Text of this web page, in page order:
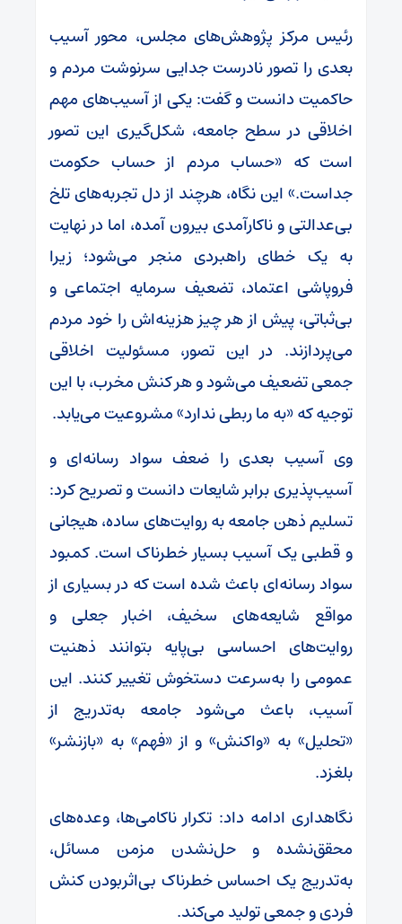
رئیس مرکز پژوهش‌های مجلس، محور آسیب
بعدی را تصور نادرست جدایی سرنوشت مردم و
حاکمیت دانست و گفت: یکی از آسیب‌های مهم
اخلاقی در سطح جامعه، شکل‌گیری این تصور
است که «حساب مردم از حساب حکومت
جداست.» این نگاه، هرچند از دل تجربه‌های تلخ
بی‌عدالتی و ناکارآمدی بیرون آمده، اما در نهایت
به یک خطای راهبردی منجر می‌شود؛ زیرا
فروپاشی اعتماد، تضعیف سرمایه اجتماعی و
بی‌ثباتی، پیش از هر چیز هزینه‌اش را خود مردم
می‌پردازند. در این تصور، مسئولیت اخلاقی
جمعی تضعیف می‌شود و هر کنش مخرب، با این
توجیه که «به ما ربطی ندارد» مشروعیت می‌یابد.
وی آسیب بعدی را ضعف سواد رسانه‌ای و
آسیب‌پذیری برابر شایعات دانست و تصریح کرد:
تسلیم ذهن جامعه به روایت‌های ساده، هیجانی
و قطبی یک آسیب بسیار خطرناک است. کمبود
سواد رسانه‌ای باعث شده است که در بسیاری از
مواقع شایعه‌های سخیف، اخبار جعلی و
روایت‌های احساسی بی‌پایه بتوانند ذهنیت
عمومی را به‌سرعت دستخوش تغییر کنند. این
آسیب، باعث می‌شود جامعه به‌تدریج از
«تحلیل» به «واکنش» و از «فهم» به «بازنشر»
بلغزد.
نگاهداری ادامه داد: تکرار ناکامی‌ها، وعده‌های
محقق‌نشده و حل‌نشدن مزمن مسائل،
به‌تدریج یک احساس خطرناک بی‌اثربودن کنش
فردی و جمعی تولید می‌کند.